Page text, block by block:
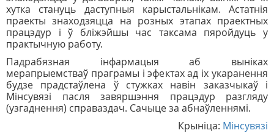
хутка стануць даступныя карыстальнікам. Астатнія
праекты знаходзяцца на розных этапах праектных
працэдур і ў бліжэйшы час таксама пяройдуць у
практычную работу.
Падрабязная інфармацыя аб выніках
мерапрыемстваў праграмы і эфектах ад іх укаранення
будзе прадстаўлена ў стужках навін заказчыкаў і
Мінсувязі пасля завяршэння працэдур разгляду
(узгаднення) справаздач. Сачыце за абнаўленнямі.
Крыніца: Мінсувязі